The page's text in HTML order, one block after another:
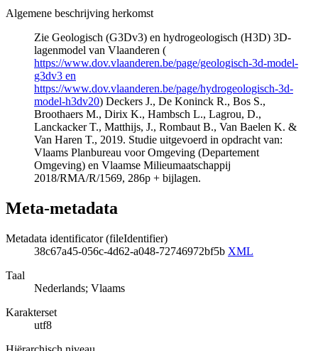
Algemene beschrijving herkomst
Zie Geologisch (G3Dv3) en hydrogeologisch (H3D) 3D-
lagenmodel van Vlaanderen (
https://www.dov.vlaanderen.be/page/geologisch-3d-model-
g3dv3 en
https://www.dov.vlaanderen.be/page/hydrogeologisch-3d-
model-h3dv20) Deckers J., De Koninck R., Bos S.,
Broothaers M., Dirix K., Hambsch L., Lagrou, D.,
Lanckacker T., Matthijs, J., Rombaut B., Van Baelen K. &
Van Haren T., 2019. Studie uitgevoerd in opdracht van:
Vlaams Planbureau voor Omgeving (Departement
Omgeving) en Vlaamse Milieumaatschappij
2018/RMA/R/1569, 286p + bijlagen.
Meta-metadata
Metadata identificator (fileIdentifier)
38c67a45-056c-4d62-a048-72746972bf5b XML
Taal
Nederlands; Vlaams
Karakterset
utf8